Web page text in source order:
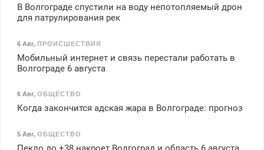
В Волгограде спустили на воду непотопляемый дрон
для патрулирования рек
6 Авг, ПРОИСШЕСТВИЯ
Мобильный интернет и связь перестали работать в
Волгограде 6 августа
6 Авг, ОБЩЕСТВО
Когда закончится адская жара в Волгограде: прогноз
5 Авг, ОБЩЕСТВО